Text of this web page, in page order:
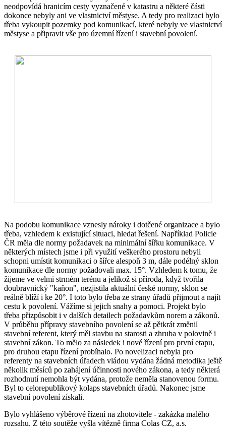
neodpovídá hranicím cesty vyznačené v katastru a některé části
dokonce nebyly ani ve vlastnictví městyse. A tedy pro realizaci bylo
třeba vykoupit pozemky pod komunikací, které nebyly ve vlastnictví
městyse a připravit vše pro územní řízení i stavební povolení.
Na podobu komunikace vznesly nároky i dotčené organizace a bylo
třeba, vzhledem k existující situaci, hledat řešení. Například Policie
ČR měla dle normy požadavek na minimální šířku komunikace. V
některých místech jsme i při využití veškerého prostoru nebyli
schopni umístit komunikaci o šířce alespoň 3 m, dále podélný sklon
komunikace dle normy požadovali max. 15°. Vzhledem k tomu, že
žijeme ve velmi strmém terénu a jelikož si příroda, když tvořila
doubravnický "kaňon", nezjistila aktuální české normy, sklon se
reálně blíží i ke 20°. I toto bylo třeba ze strany úřadů přijmout a najít
cestu k povolení. Vážíme si jejich snahy a pomoci. Projekt bylo
třeba přizpůsobit i v dalších detailech požadavkům norem a zákonů.
V průběhu přípravy stavebního povolení se až pětkrát změnil
stavební referent, který měl stavbu na starosti a zhruba v polovině i
stavební zákon. To mělo za následek i nové řízení pro první etapu,
pro druhou etapu řízení probíhalo. Po novelizaci nebyla pro
referenty na stavebních úřadech vládou vydána žádná metodika ještě
několik měsíců po zahájení účinnosti nového zákona, a tedy některá
rozhodnutí nemohla být vydána, protože neměla stanovenou formu.
Byl to celorepublikový kolaps stavebních úřadů. Nakonec jsme
stavební povolení získali.
Bylo vyhlášeno výběrové řízení na zhotovitele - zakázka malého
rozsahu. Z této soutěže vyšla vítězně firma Colas CZ, a.s.